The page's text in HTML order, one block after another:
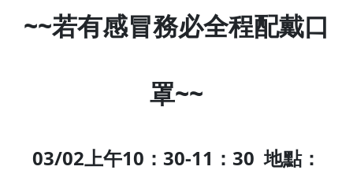
~~若有感冒務必全程配戴口
罩~~
03/02上午10 ： 30-11 ： 30 地點：